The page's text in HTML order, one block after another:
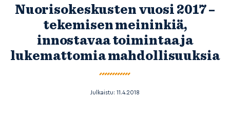
Nuorisokeskusten vuosi 2017 –
tekemisen meininkiä,
innostavaa toimintaa ja
lukemattomia mahdollisuuksia
Julkaistu: 11.4.2018